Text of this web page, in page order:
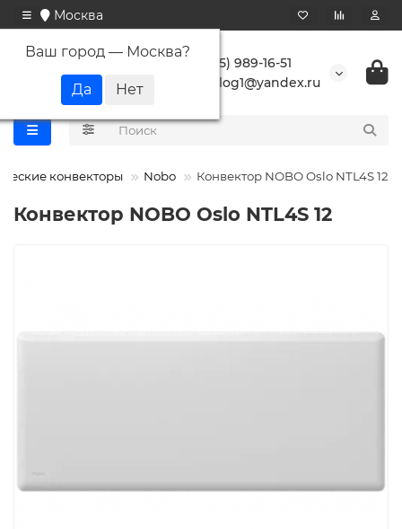
Москва
Ваш город — Москва?
+7 (495) 989-16-51
buranlog1@yandex.ru
конвекторы Nobo Конвектор NOBO Oslo NTL4S 12
Конвектор NOBO Oslo NTL4S 12